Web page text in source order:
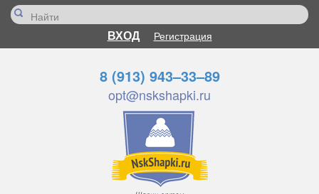
ВХОД Регистрация
8 (913) 943–33–89
opt@nskshapki.ru